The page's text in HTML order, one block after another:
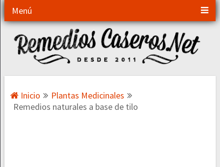
Menú
Inicio
Plantas Medicinales
Remedios naturales a base de tilo